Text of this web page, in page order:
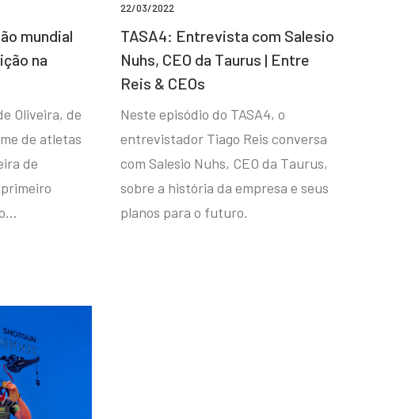
mundial
na
Oliveira, de
de atletas
de
22/03/2022
TASA4: Entrevista com Salesio
Nuhs, CEO da Taurus | Entre
Reis & CEOs
Neste episódio do TASA4, o
entrevistador Tiago Reis conversa
com Salesio Nuhs, CEO da Taurus,
sobre a história da empresa e seus
planos para o futuro.